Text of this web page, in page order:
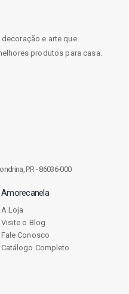
e arte que
produtos para casa.
PR - 86036-000
Amorecanela
A Loja
Visite o Blog
Fale Conosco
Catálogo Completo